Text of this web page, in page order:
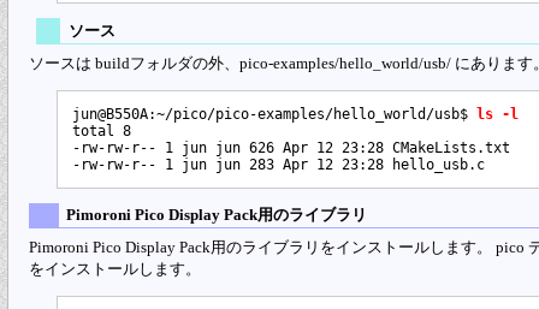
ソース
ソースは buildフォルダの外、pico-examples/hello_world/usb/ にあります
jun@B550A:~/pico/pico-examples/hello_world/usb$ ls -l
total 8
-rw-rw-r-- 1 jun jun 626 Apr 12 23:28 CMakeLists.txt
-rw-rw-r-- 1 jun jun 283 Apr 12 23:28 hello_usb.c
Pimoroni Pico Display Pack用のライブラリ
Pimoroni Pico Display Pack用のライブラリをインストールします。
をインストールします。